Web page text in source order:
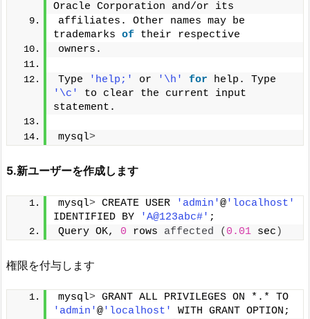
Oracle Corporation and/or its
affiliates. Other names may be
trademarks of their respective
owners.
Type 'help;' or '\h' for
'\c'
to clear the current input
statement.
mysql>
5.新ユーザーを作成します
mysql> CREATE USER 'admin'@'localhost'
IDENTIFIED BY
'A@123abc#' ;
Query OK, 0 rows affected ( 0.01 sec )
権限を付与します
mysql>
'admin'@'localhost'
WITH GRANT OPTION;